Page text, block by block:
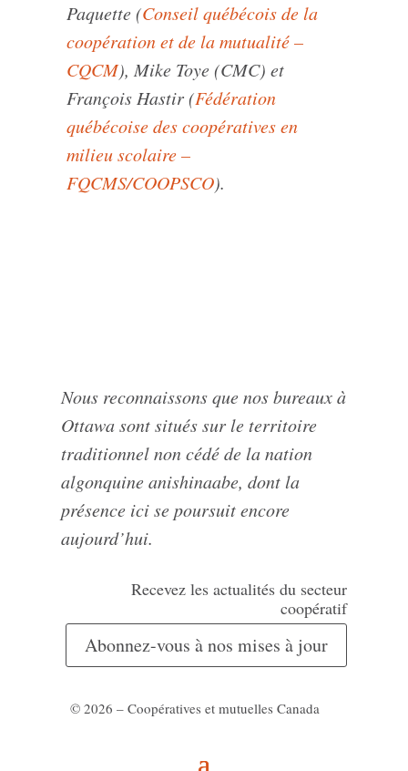
Paquette (Conseil québécois de la
coopération et de la mutualité –
CQCM), Mike Toye(CMC) et
François Hastir(Fédération
québécoise des coopératives en
milieu scolaire –
FQCMS/COOPSCO).
Nous reconnaissons que nos bureaux à
Ottawa sont situés sur le territoire
traditionnel non cédé de la nation
algonquine anishinaabe, dont la
présence ici se poursuit encore
aujourd’hui.
Recevez les actualités du secteur
coopératif
Abonnez-vous à nos mises à jour
© 2026 – Coopératives et mutuelles Canada